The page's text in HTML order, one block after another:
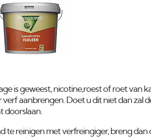
is geweest, nicotine,roest of roet van
verf aanbrengen. Doet u dit niet dan zal
doorslaan.
te reinigen met verfreingiger, breng dan